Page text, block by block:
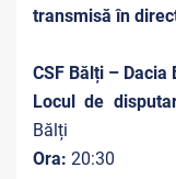
transmisă în
CSF Bălți – Dacia
Locul de
Bălți
Ora: 20:30